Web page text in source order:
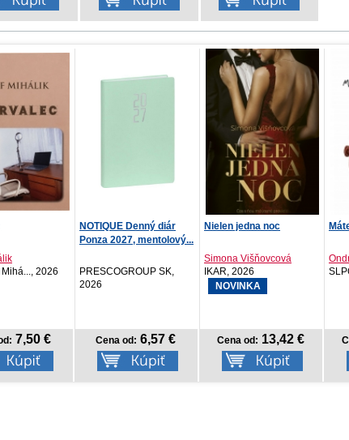
diár
SK,
6,57 €
Nielen jedna noc
IKAR, 2026
NOVINKA
Cena od:13,42 €
Máte všetkých doma?
Ondrej Kalamár
SLPOE, 2026
Cena od: 11,62 €